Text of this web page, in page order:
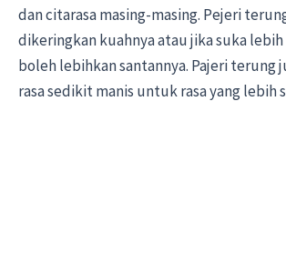
dan citarasa masing-masing. Pejeri
dikeringkan kuahnya atau jika suka
boleh lebihkan santannya. Pajeri terung
rasa sedikit manis untuk rasa yang lebih